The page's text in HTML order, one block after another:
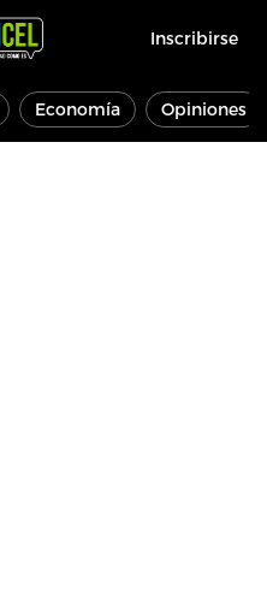
Inscribirse
Economía Opiniones